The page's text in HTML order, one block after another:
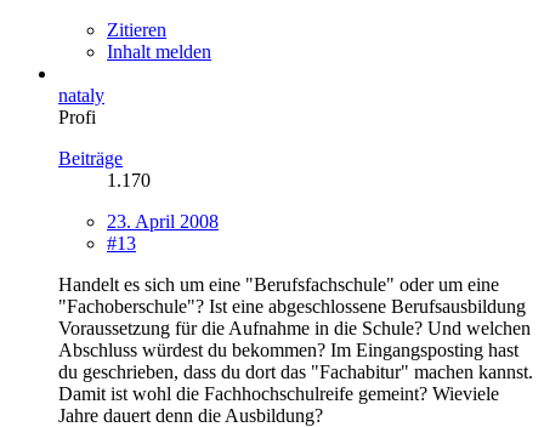
Zitieren
Inhalt melden
nataly
Profi
Beiträge
1.170
23. April 2008
#13
Handelt es sich um eine "Berufsfachschule" oder um eine
"Fachoberschule"? Ist eine abgeschlossene Berufsausbildung
Voraussetzung für die Aufnahme in die Schule? Und welchen
Abschluss würdest du bekommen? Im Eingangsposting hast
du geschrieben, dass du dort das "Fachabitur" machen kannst.
Damit ist wohl die Fachhochschulreife gemeint? Wieviele
Jahre dauert denn die Ausbildung?